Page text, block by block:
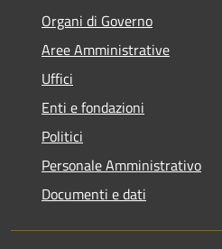
Organi di Governo
Aree Amministrative
Uffici
Enti e fondazioni
Politici
Personale Amministrativo
Documenti e dati